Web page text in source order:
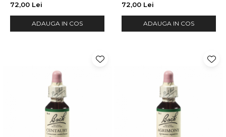
72,00 Lei
ADAUGA IN COS
72,00 Lei
ADAUGA IN COS